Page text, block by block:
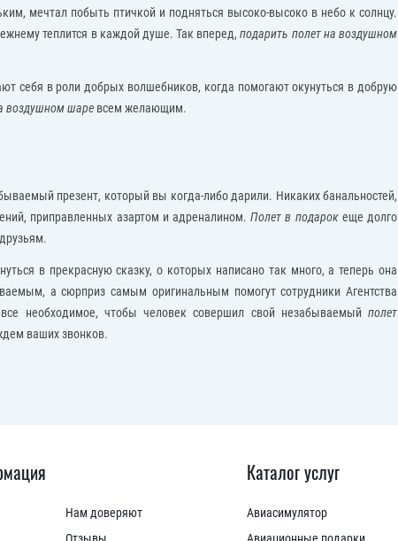
мечтал побыть птичкой и подняться высоко-высоко в небо к солнцу.
теплится в каждой душе. Так вперед,подарить полет на воздушном
себя в роли добрых волшебников, когда помогают окунуться в добрую
воздушном шаре всем желающим.
презент, который вы когда-либо дарили. Никаких банальностей,
приправленных азартом и адреналином.Полет в подарокеще долго
в прекрасную сказку, о которых написано так много, а теперь она
а сюрприз самым оригинальным помогут сотрудники Агентства
необходимое, чтобы человек совершил свой незабываемый полет
ваших звонков.
Нам доверяют
Каталог услуг
Авиасимулятор